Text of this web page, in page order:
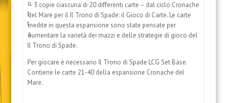
– 3 copie ciascuna di 20 differenti carte – dal ciclo Cronache
del Mare per il Il Trono di Spade: il Gioco di Carte. Le carte
inedite in questa espansione sono state pensate per
aumentare la varietà dei mazzi e delle strategie di gioco del
Il Trono di Spade.
Per giocare è necessario Il Trono di Spade LCG Set Base.
Contiene le carte 21-40 della espansione Cronache del
Mare.